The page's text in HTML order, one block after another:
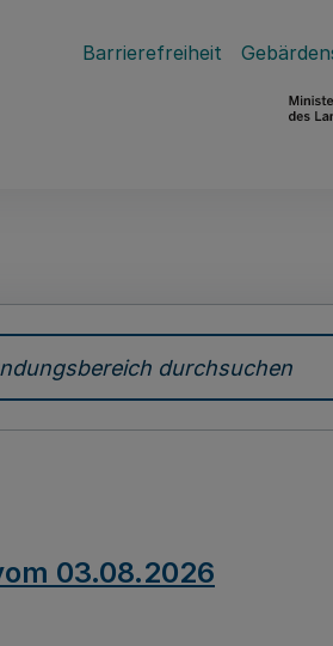
Barrierefreiheit
durchsuchen
03.08.2026